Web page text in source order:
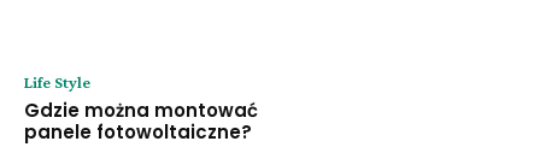
Life Style
Gdzie można montować
panele fotowoltaiczne?